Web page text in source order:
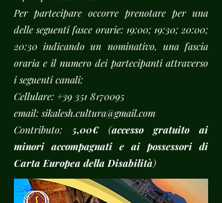
Per partecipare occorre prenotare per una
delle seguenti fasce orarie: 19:00; 19:30; 20:00;
20:30 indicando un nominativo, una fascia
oraria e il numero dei partecipanti attraverso
i seguenti canali:
Cellulare: +39 351 8170095
email:sikalesh.cultura@gmail.com
Contributo: 5,00€(accesso gratuito ai
minori accompagnati e ai possessori di
Carta Europea della Disabilità)